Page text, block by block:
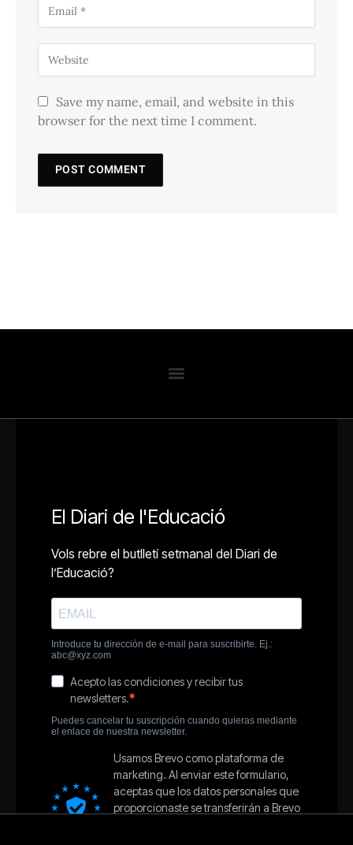
Save my name, email, and website in this
browser for the next time I comment.